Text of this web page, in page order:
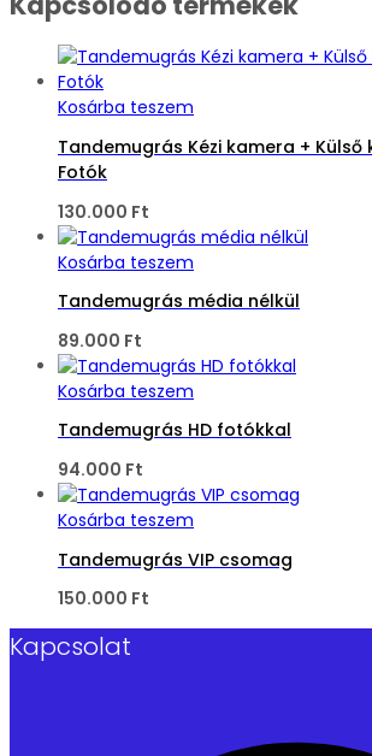
Kosárba teszem
Tandemugrás Kézi kamera + Külső
Fotók
130.000 Ft
Kosárba teszem
Tandemugrás média nélkül
89.000 Ft
Kosárba teszem
Tandemugrás HD fotókkal
94.000 Ft
Kosárba teszem
Tandemugrás VIP csomag
150.000 Ft
Kapcsolat